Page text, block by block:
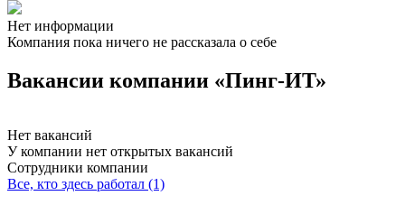
Нет информации
Компания пока ничего не рассказала о себе
Вакансии компании «Пинг-ИТ»
Нет вакансий
У компании нет открытых вакансий
Сотрудники компании
Все, кто здесь работал (1)